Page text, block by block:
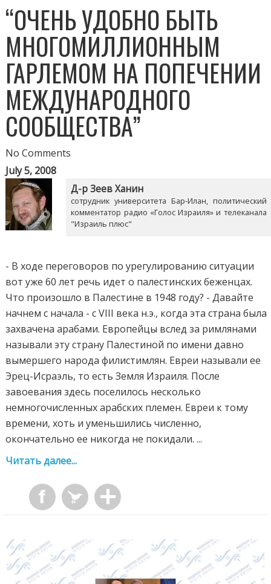
“ОЧЕНЬ УДОБНО БЫТЬ
МНОГОМИЛЛИОННЫМ
ГАРЛЕМОМ НА ПОПЕЧЕНИИ
МЕЖДУНАРОДНОГО
СООБЩЕСТВА”
No Comments
July 5, 2008
Д-р Зеев Ханин
сотрудник университета Бар-Илан, политический
комментатор радио «Голос Израиля» и телеканала
"Израиль плюс"
- В ходе переговоров по урегулированию ситуации
вот уже 60 лет речь идет о палестинских беженцах.
Что произошло в Палестине в 1948 году? - Давайте
начнем с начала - с VIII века н.э., когда эта страна была
захвачена арабами. Европейцы вслед за римлянами
называли эту страну Палестиной по имени давно
вымершего народа филистимлян. Евреи называли ее
Эрец-Исраэль, то есть Земля Израиля. После
завоевания здесь поселилось несколько
немногочисленных арабских племен. Евреи к тому
времени, хоть и уменьшились численно,
окончательно ее никогда не покидали. ...
Читать далее...